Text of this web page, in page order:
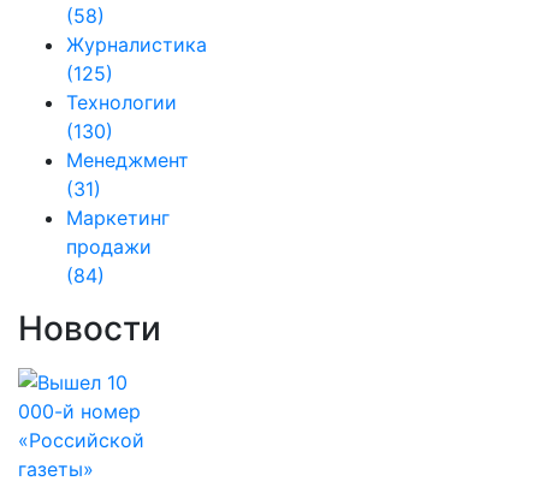
(58)
Журналистика
(125)
Технологии
(130)
Менеджмент
(31)
Маркетинг
продажи
(84)
Новости